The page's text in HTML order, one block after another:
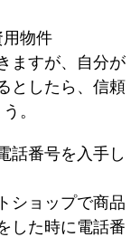
物件
ますが、自分が
としたら、信頼
。
話番号を入手し
ショップで商品
した時に電話番